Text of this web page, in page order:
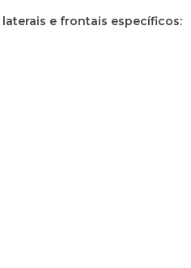
e frontais específicos: